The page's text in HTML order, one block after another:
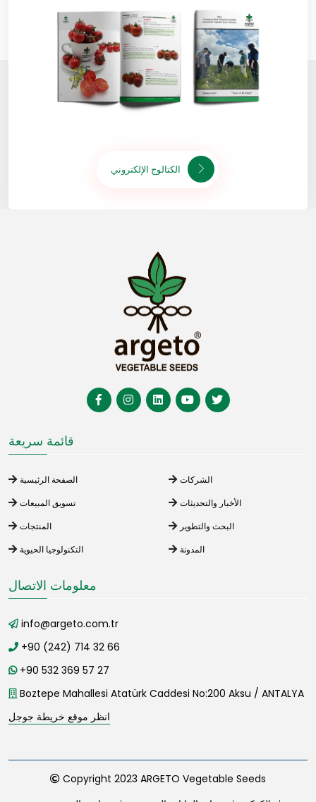
الكتالوج الإلكتروني
قائمة سريعة
الصفحة الرئيسية
الشركات
تسويق المبيعات
الأخبار والتحديثات
المنتجات
البحث والتطوير
التكنولوجيا الحيوية
المدونة
معلومات الاتصال
info@argeto.com.tr
+90 (242) 714 32 66
+90 532 369 57 27
Boztepe Mahallesi Atatürk Caddesi No:200 Aksu / ANTALYA
انظر موقع خريطة جوجل
Copyright 2023 ARGETO Vegetable Seeds